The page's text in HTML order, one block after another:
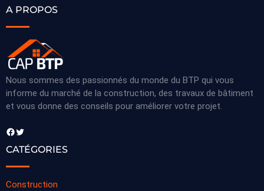
A PROPOS
Nous sommes des passionnés du monde du BTP qui vous
informe du marché de la construction, des travaux de bâtiment
et vous donne des conseils pour améliorer votre projet.
Facebook Twitter
CATÉGORIES
Construction